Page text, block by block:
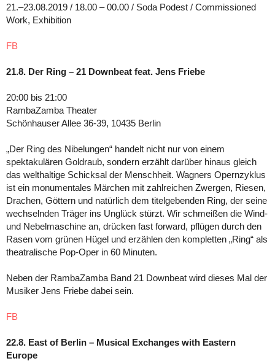
21.–23.08.2019 / 18.00 – 00.00 / Soda Podest / Commissioned
Work, Exhibition
FB
21.8. Der Ring – 21 Downbeat feat. Jens Friebe
20:00 bis 21:00
RambaZamba Theater
Schönhauser Allee 36-39, 10435 Berlin
„Der Ring des Nibelungen“ handelt nicht nur von einem
spektakulären Goldraub, sondern erzählt darüber hinaus gleich
das welthaltige Schicksal der Menschheit. Wagners Opernzyklus
ist ein monumentales Märchen mit zahlreichen Zwergen, Riesen,
Drachen, Göttern und natürlich dem titelgebenden Ring, der seine
wechselnden Träger ins Unglück stürzt. Wir schmeißen die Wind-
und Nebelmaschine an, drücken fast forward, pflügen durch den
Rasen vom grünen Hügel und erzählen den kompletten „Ring“ als
theatralische Pop-Oper in 60 Minuten.
Neben der RambaZamba Band 21 Downbeat wird dieses Mal der
Musiker Jens Friebe dabei sein.
FB
22.8. East of Berlin – Musical Exchanges with Eastern
Europe